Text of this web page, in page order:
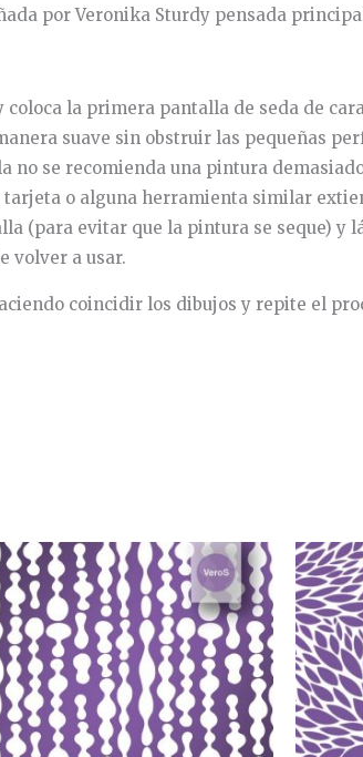
por Veronika Sturdy pensada
la primera pantalla de seda de
suave sin obstruir las pequeñas
no se recomienda una pintura
o alguna herramienta similar
(para evitar que la pintura se seque) y
volver a usar.
coincidir los dibujos y repite el